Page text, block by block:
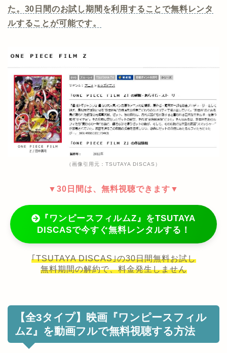
た。30日間のお試し期間を利用することで無料レンタ
ルすることが可能です。
（画像引用元：TSUTAYA DISCAS）
▼30日間は、無料視聴できます▼
『ワンピースフィルムZ』をTSUTAYA
DISCASで今すぐ無料レンタルする！
｢TSUTAYA DISCAS｣の30日間無料お試し
無料期間の解約で、料金発生しません
【全3タイプ】映画『ワンピースフィル
ムZ』を動画フルで無料視聴する方法